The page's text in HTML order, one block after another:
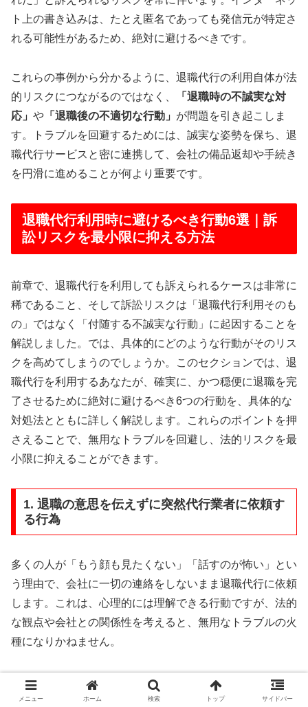
ト上の書き込みは、たとえ匿名であっても発信元が特定さ
れる可能性があるため、絶対に避けるべきです。
これらの事例から分かるように、退職代行の利用自体が法
的リスクにつながるのではなく、
「退職時の不誠実な対
応」 や 「退職後の不適切な行動」 が問題を引き起こしま
す。トラブルを回避するためには、誠実な姿勢を保ち、退
職代行サービスと密に連携して、会社の備品返却や手続き
を円滑に進めることが何より重要です。
退職代行利用時に避けるべき行動6選｜訴
訟リスクを最小限に抑える方法
前章で、退職代行を利用しても訴えられるケースは非常に
稀であること、そして訴訟リスクは「退職代行利用そのも
の」ではなく「付随する不誠実な行動」に起因することを
解説しました。では、具体的にどのような行動がそのリス
クを高めてしまうのでしょうか。このセクションでは、退
職代行を利用するあなたが、確実に、かつ穏便に退職を完
了させるために絶対に避けるべき6つの行動を、具体的な
対処法とともに詳しく解説します。これらのポイントを押
さえることで、無用なトラブルを回避し、法的リスクを最
小限に抑えることができます。
1. 退職の意思を伝えずに突然代行業者に依頼す
る行為
多くの人が「もう顔も見たくない」「話すのが怖い」とい
う理由で、会社に一切の連絡をしないまま退職代行に依頼
します。これは、心理的には理解できる行動ですが、法的
な観点や会社との関係性を考えると、無用なトラブルの火
種になりかねません。
まず、 民法第627条
は「退職の意思を伝えてから2週間後
に雇用契約が終了する」と定めています。これは、あなた
メニュー ホーム 検索 トップ サイドバー